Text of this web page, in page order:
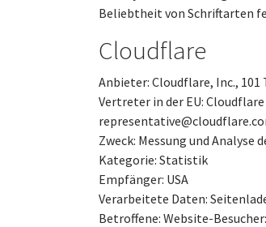
Beliebtheit von Schriftarten
Cloudflare
Anbieter: Cloudflare, Inc., 101
Vertreter in der EU:
Zweck: Messung und
Kategorie: Statistik
Empfänger: USA
Verarbeitete Daten:
Betroffene: Website-